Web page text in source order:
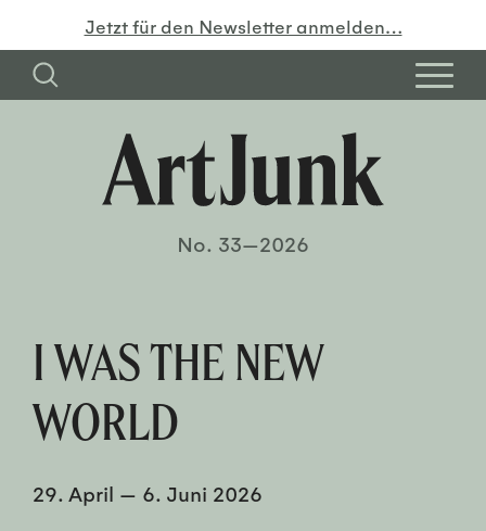
Jetzt für den Newsletter anmelden…
No. 33—2026
I WAS THE NEW
WORLD
29. April — 6. Juni 2026